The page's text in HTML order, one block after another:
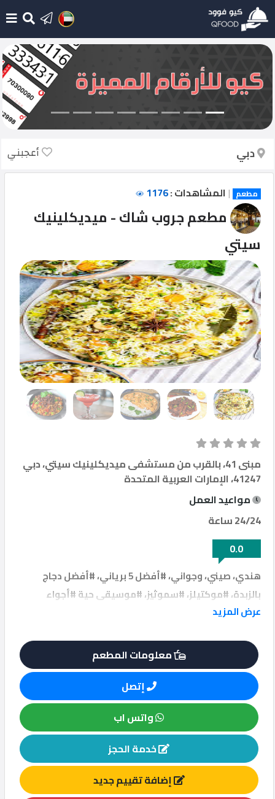
أضف
جديد
أحدث
الإضافات
تسجيل
الدخول
English
مطاعم
إتصل
بنا
المنتدى
Qfood.company
2023
دبي أعجبني
مطعم | المشاهدات :1176
مطعم جروب شاك - ميديكلينيك
سيتي
مبنى 41، بالقرب من مستشفى ميديكلينيك سيتي، دبي
41247، الإمارات العربية المتحدة
مواعيد العمل
24/24 ساعة
0.0
هندي، صيني، وجواني، #أفضل 5 برياني، #أفضل دجاج
بالزبدة، #موكتيلز، #سموثيز، #موسيقى حية #أجواء
لطيفة، #جلسة خارجية، #فريق عمل ودود
عرض المزيد
معلومات المطعم
إتصل
واتس اب
خدمة الحجز
إضافة تقييم جديد